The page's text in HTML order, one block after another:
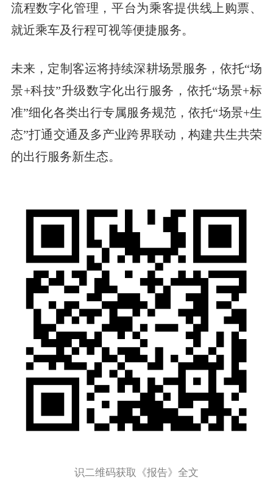
流程数字化管理，平台为乘客提供线上购票、
就近乘车及行程可视等便捷服务。
未来，定制客运将持续深耕场景服务，依托“场
景+科技”升级数字化出行服务，依托“场景+标
准”细化各类出行专属服务规范，依托“场景+生
态”打通交通及多产业跨界联动，构建共生共荣
的出行服务新生态。
识二维码获取《报告》全文